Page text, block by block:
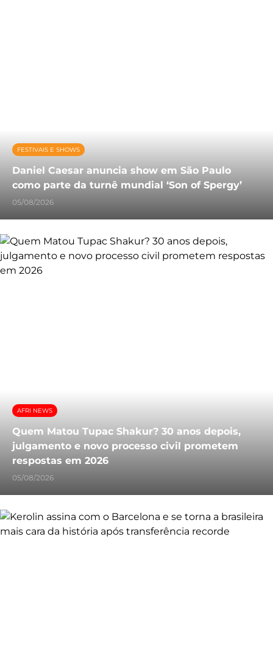
FESTIVAIS E SHOWS
Daniel Caesar anuncia show em São Paulo
como parte da turnê mundial ‘Son of Spergy’
05/08/2026
AFRI NEWS
Quem Matou Tupac Shakur? 30 anos depois,
julgamento e novo processo civil prometem
respostas em 2026
05/08/2026